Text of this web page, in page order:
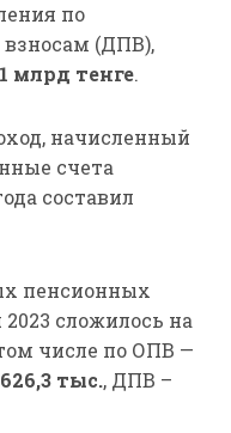
по
(ДПВ),
млрд тенге.
начисленный
счета
составил
пенсионных
сложилось на
числе по ОПВ —
626,3 тыс., ДПВ –